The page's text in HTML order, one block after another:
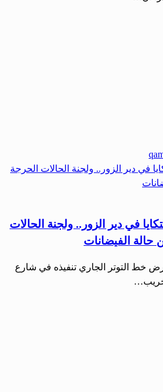
في دير الزور.. ولجنة الحالات
حالة الفيضانات
خط التوتر الجاري تنفيذه في شارع